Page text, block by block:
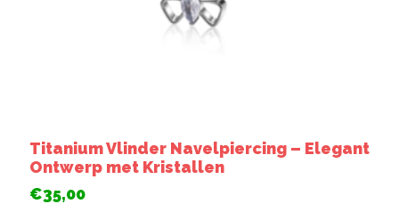
Titanium Vlinder Navelpiercing – Elegant
Ontwerp met Kristallen
€35,00